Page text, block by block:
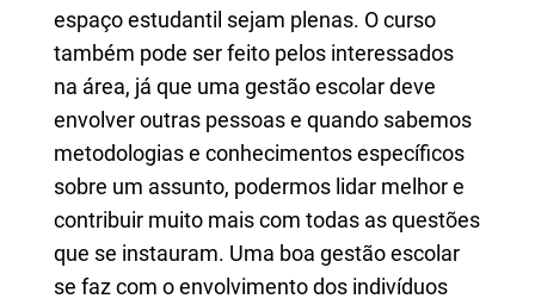
espaço estudantil sejam plenas. O curso
também pode ser feito pelos interessados
na área, já que uma gestão escolar deve
envolver outras pessoas e quando sabemos
metodologias e conhecimentos específicos
sobre um assunto, podermos lidar melhor e
contribuir muito mais com todas as questões
que se instauram. Uma boa gestão escolar
se faz com o envolvimento dos indivíduos